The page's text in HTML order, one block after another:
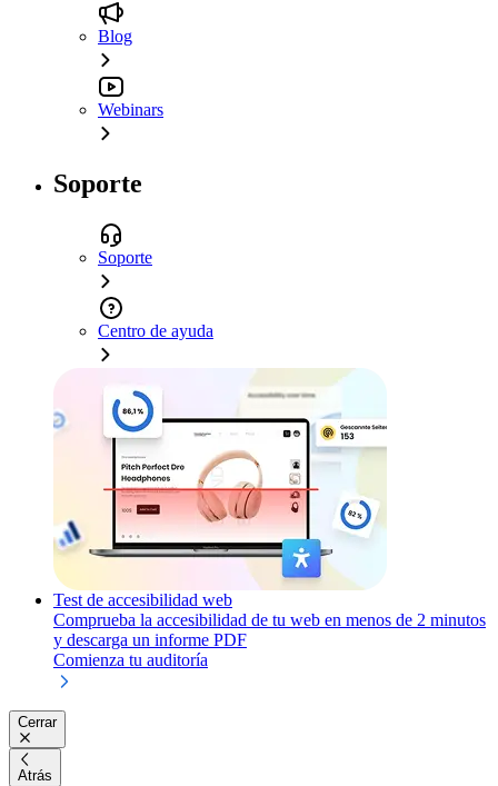
Blog
Webinars
Soporte
Soporte
Centro de ayuda
Test de accesibilidad web
Comprueba la accesibilidad de tu web en menos de 2 minutos
y descarga un informe PDF
Comienza tu auditoría
Cerrar
Atrás